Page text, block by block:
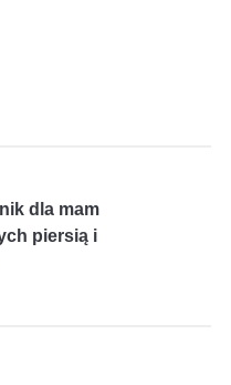
dla mam
piersią i